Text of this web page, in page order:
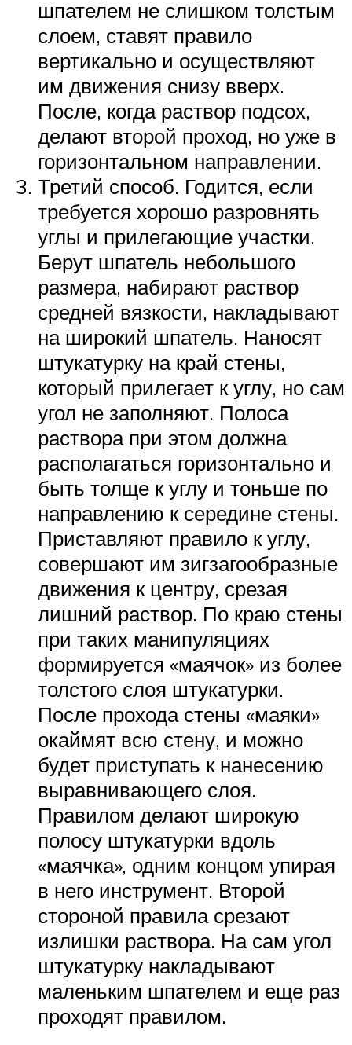
шпателем не слишком толстым
слоем, ставят правило
вертикально и осуществляют
им движения снизу вверх.
После, когда раствор подсох,
делают второй проход, но уже в
горизонтальном направлении.
Третий способ. Годится, если
требуется хорошо разровнять
углы и прилегающие участки.
Берут шпатель небольшого
размера, набирают раствор
средней вязкости, накладывают
на широкий шпатель. Наносят
штукатурку на край стены,
который прилегает к углу, но сам
угол не заполняют. Полоса
раствора при этом должна
располагаться горизонтально и
быть толще к углу и тоньше по
направлению к середине стены.
Приставляют правило к углу,
совершают им зигзагообразные
движения к центру, срезая
лишний раствор. По краю стены
при таких манипуляциях
формируется «маячок» из более
толстого слоя штукатурки.
После прохода стены «маяки»
окаймят всю стену, и можно
будет приступать к нанесению
выравнивающего слоя.
Правилом делают широкую
полосу штукатурки вдоль
«маячка», одним концом упирая
в него инструмент. Второй
стороной правила срезают
излишки раствора. На сам угол
штукатурку накладывают
маленьким шпателем и еще раз
проходят правилом.